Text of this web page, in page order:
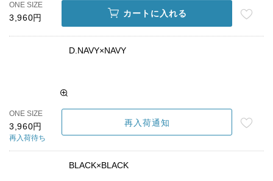
ONE SIZE
3,960円 カートに入れる
D.NAVY×NAVY
ONE SIZE
3,960円
再入荷待ち
再入荷通知
BLACK×BLACK